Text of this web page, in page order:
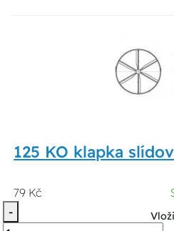
125 KO klapka
79 Kč
-